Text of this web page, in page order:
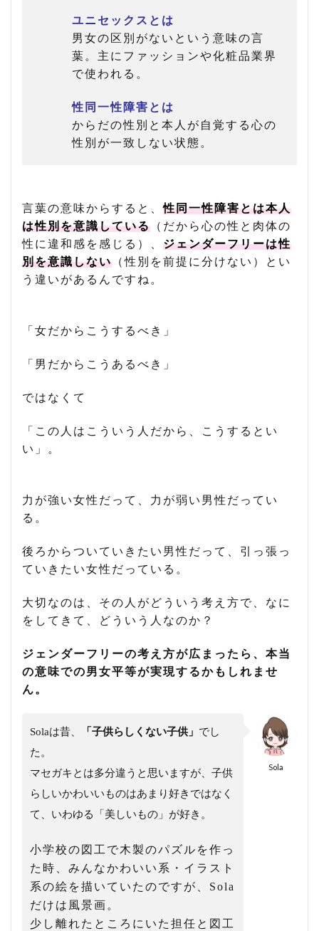
ユニセックスとは
男女の区別がないという意味の言
葉。主にファッションや化粧品業界
で使われる。
性同一性障害とは
からだの性別と本人が自覚する心の
性別が一致しない状態。
言葉の意味からすると、性同一性障害とは本人
は性別を意識している （だから心の性と肉体の
性に違和感を感じる）、 ジェンダーフリーは性
別を意識しない （性別を前提に分けない）とい
う違いがあるんですね。
「女だからこうするべき」
「男だからこうあるべき」
ではなくて
「この人はこういう人だから、こうするとい
い」。
力が強い女性だって、力が弱い男性だってい
る。
後ろからついていきたい男性だって、引っ張っ
ていきたい女性だっている。
大切なのは、その人がどういう考え方で、なに
をしてきて、どういう人なのか？
ジェンダーフリーの考え方が広まったら、本当
の意味での男女平等が実現するかもしれませ
ん。
Sola
Solaは昔、 「子供らしくない子供」 でし
た。
マセガキとは多分違うと思いますが、子供
らしいかわいいものはあまり好きではなく
て、いわゆる「美しいもの」が好き。
小学校の図工で木製のパズルを作っ
た時、みんなかわいい系・イラスト
系の絵を描いていたのですが、Sola
だけは風景画。
少し離れたところにいた担任と図工